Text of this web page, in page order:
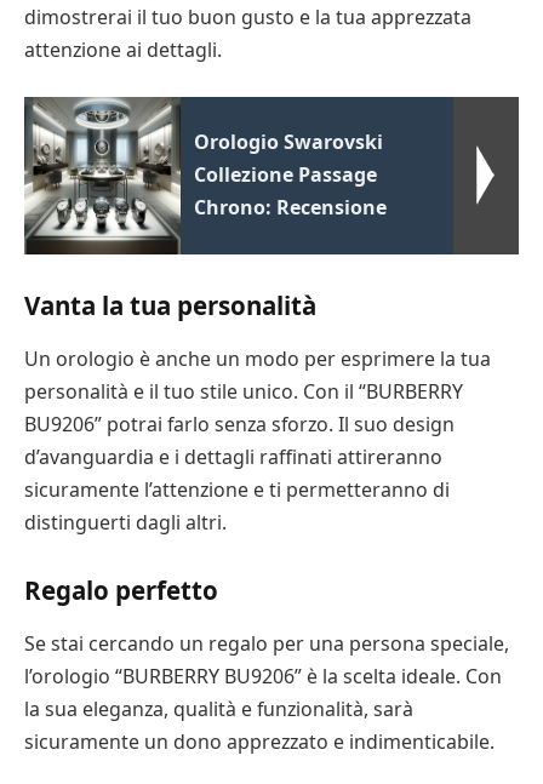
dimostrerai il tuo buon gusto e la tua apprezzata
attenzione ai dettagli.
Orologio Swarovski
Collezione Passage
Chrono: Recensione
Vanta la tua personalità
Un orologio è anche un modo per esprimere la tua
personalità e il tuo stile unico. Con il “BURBERRY
BU9206” potrai farlo senza sforzo. Il suo design
d’avanguardia e i dettagli raffinati attireranno
sicuramente l’attenzione e ti permetteranno di
distinguerti dagli altri.
Regalo perfetto
Se stai cercando un regalo per una persona speciale,
l’orologio “BURBERRY BU9206” è la scelta ideale. Con
la sua eleganza, qualità e funzionalità, sarà
sicuramente un dono apprezzato e indimenticabile.